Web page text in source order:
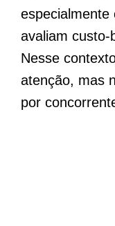
especialmente
avaliam custo-
Nesse
atenção, mas
por